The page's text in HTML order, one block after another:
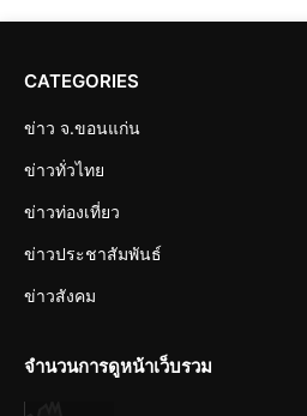
CATEGORIES
ข่าว จ.ขอนแก่น
ข่าวทั่วไทย
ข่าวท่องเที่ยว
ข่าวประชาสัมพันธ์
ข่าวสังคม
จำนวนการดูหน้าเว็บรวม